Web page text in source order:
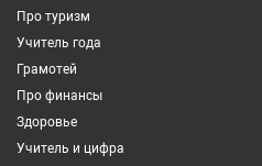
Про туризм
Учитель года
Грамотей
Про финансы
Здоровье
Учитель и цифра